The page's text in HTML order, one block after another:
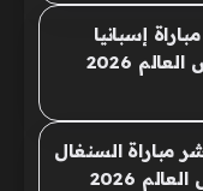
إسبانيا
2026
مباراة السنغال
2026